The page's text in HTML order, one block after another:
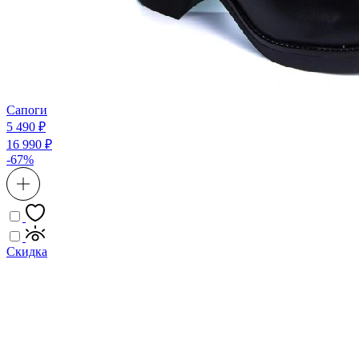
Сапоги
5 490 ₽
16 990 ₽
-67%
Скидка